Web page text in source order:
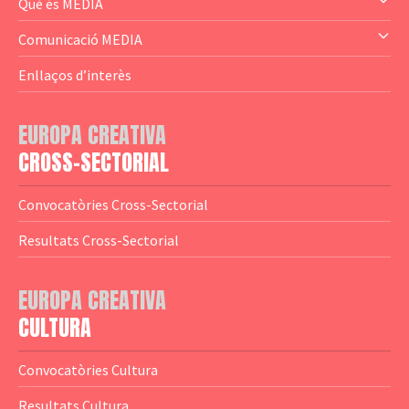
— Altres
— El subprograma MEDIA
— Agència Executiva
— Logotips
Comunicació MEDIA
— Estrenes a Catalunya
— Notícies
— Guies MEDIA
— Altres Guies
— Presentacions
— Estudis
— Anuaris
— Catàlegs
Enllaços d’interès
EUROPA CREATIVA
CROSS-SECTORIAL
Convocatòries Cross-Sectorial
Resultats Cross-Sectorial
EUROPA CREATIVA
CULTURA
Convocatòries Cultura
Resultats Cultura